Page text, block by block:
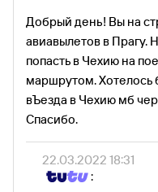
Добрый день! Вы на
авиавылетов в Прагу.
попасть в Чехию на
маршрутом. Хотелось
вЪезда в Чехию мб
Спасибо.
22.03.2022 18:31
: